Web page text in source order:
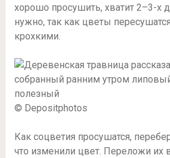
хорошо просушить, хватит 2–3-х
нужно, так как цветы
крохкими.
© Depositphotos
Как соцветия просушатся,
что изменили цвет. Переложи их